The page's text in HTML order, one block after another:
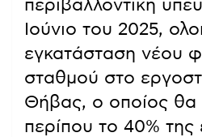
περιβαλλοντική
Ιούνιο του 2025,
εγκατάσταση νέου
σταθμού στο
Θήβας, ο οποίος θα
περίπου το 40% της